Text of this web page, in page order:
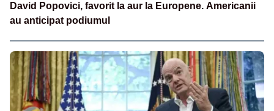
David Popovici, favorit la aur la Europene. Americanii
au anticipat podiumul